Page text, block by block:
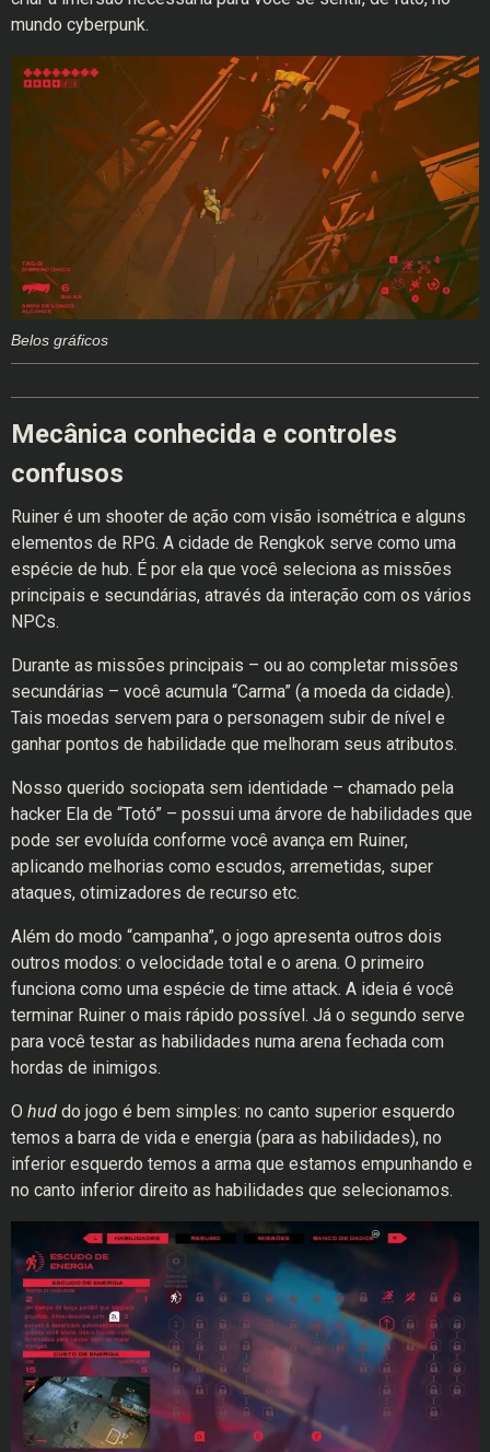
mundo cyberpunk.
Belos gráficos
Mecânica conhecida e controles
confusos
Ruiner é um shooter de ação com visão isométrica e alguns
elementos de RPG. A cidade de Rengkok serve como uma
espécie de hub. É por ela que você seleciona as missões
principais e secundárias, através da interação com os vários
NPCs.
Durante as missões principais – ou ao completar missões
secundárias – você acumula “Carma” (a moeda da cidade).
Tais moedas servem para o personagem subir de nível e
ganhar pontos de habilidade que melhoram seus atributos.
Nosso querido sociopata sem identidade – chamado pela
hacker Ela de “Totó” – possui uma árvore de habilidades que
pode ser evoluída conforme você avança em Ruiner,
aplicando melhorias como escudos, arremetidas, super
ataques, otimizadores de recurso etc.
Além do modo “campanha”, o jogo apresenta outros dois
outros modos: o velocidade total e o arena. O primeiro
funciona como uma espécie de time attack. A ideia é você
terminar Ruiner o mais rápido possível. Já o segundo serve
para você testar as habilidades numa arena fechada com
hordas de inimigos.
O hud do jogo é bem simples: no canto superior esquerdo
temos a barra de vida e energia (para as habilidades), no
inferior esquerdo temos a arma que estamos empunhando e
no canto inferior direito as habilidades que selecionamos.